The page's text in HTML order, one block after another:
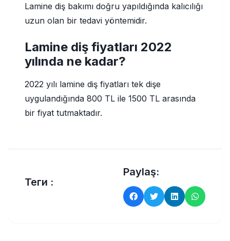
Lamine diş bakımı doğru yapıldığında kalıcılığı
uzun olan bir tedavi yöntemidir.
Lamine diş fiyatları 2022
yılında ne kadar?
2022 yılı lamine diş fiyatları tek dişe
uygulandığında 800 TL ile 1500 TL arasında
bir fiyat tutmaktadır.
Теги :
Paylaş: